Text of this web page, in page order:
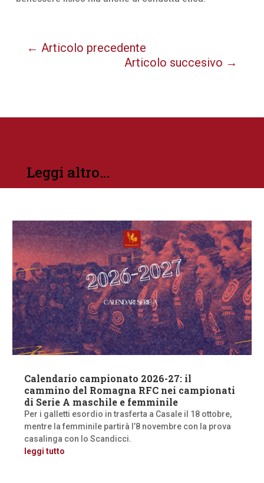
← Articolo precedente
Articolo succesivo →
Leggi altro…
Calendario campionato 2026-27: il
cammino del Romagna RFC nei campionati
di Serie A maschile e femminile
Per i galletti esordio in trasferta a Casale il 18 ottobre,
mentre la femminile partirà l’8 novembre con la prova
casalinga con lo Scandicci.
leggi tutto